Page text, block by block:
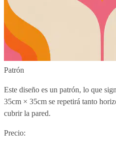
Patrón
Este diseño es un patrón, lo que
35cm × 35cm se repetirá tanto
cubrir la pared.
Precio: